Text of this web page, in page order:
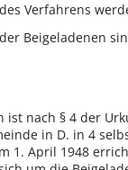
Verfahrens
Beigeladenen
ist nach § 4 der
in D. in 4
1. April 1948